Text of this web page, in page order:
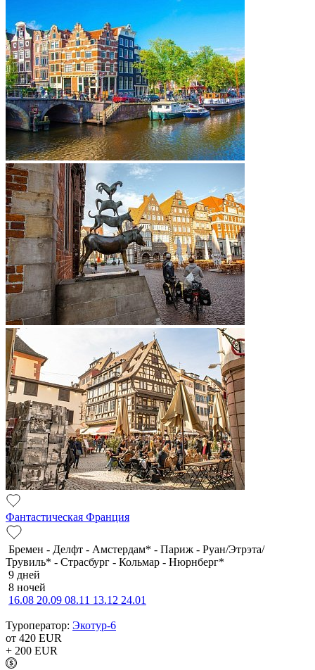
Фантастическая Франция
Бремен - Делфт - Амстердам* - Париж - Руан/Этрэта/
Трувиль* - Страсбург - Кольмар - Нюрнберг*
9 дней
8 ночей
16.08 20.09 08.11 13.12 24.01
Туроператор: Экотур-6
от 420 EUR
+ 200 EUR